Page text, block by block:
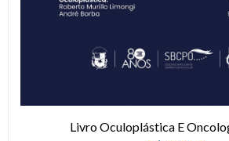
Livro Oculoplástica E